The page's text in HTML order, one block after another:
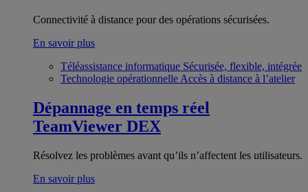
Connectivité à distance pour des opérations sécurisées.
En savoir plus
Téléassistance informatique Sécurisée, flexible, intégrée
Technologie opérationnelle Accès à distance à l’atelier
Dépannage en temps réel
TeamViewer DEX
Résolvez les problèmes avant qu’ils n’affectent les utilisateurs.
En savoir plus